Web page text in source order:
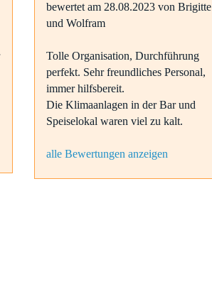
bewertet am 28.08.2023 von Brigitte
und Wolfram
Tolle Organisation, Durchführung
perfekt. Sehr freundliches Personal,
immer hilfsbereit.
Die Klimaanlagen in der Bar und
Speiselokal waren viel zu kalt.
alle Bewertungen anzeigen